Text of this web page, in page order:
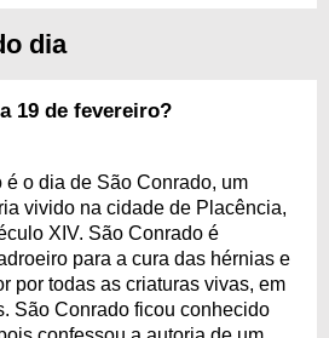
dia
19 de fevereiro?
é o dia de São Conrado, um
vivido na cidade de Placência,
XIV. São Conrado é
para a cura das hérnias e
por todas as criaturas vivas, em
São Conrado ficou conhecido